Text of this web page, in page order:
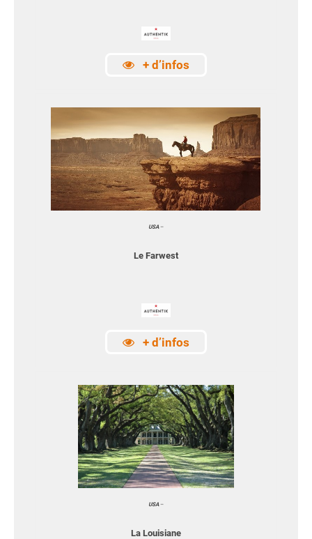
+ d’infos
USA–
Le Farwest
+ d’infos
USA–
La Louisiane